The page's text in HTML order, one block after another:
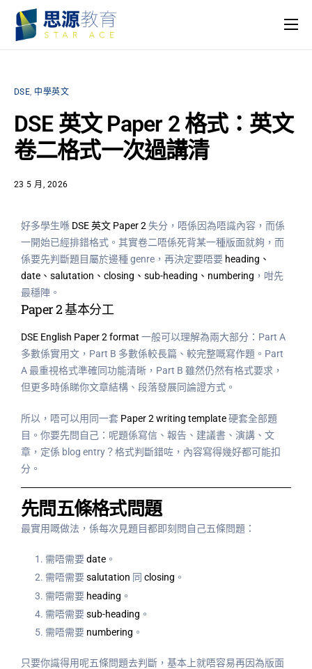
主頁
思源專欄
關於我們
DSE 中學英文
DSE 英文 Paper 2 格式：英文
卷二格式一次過講清
23 5 月, 2026
好多學生喺 DSE 英文 Paper 2 失分，唔係因為唔識內容，而係
一開始已經排錯格式。其實卷二唔係死背某一種版面就夠，而
係要先判斷題目屬於邊種 genre，再決定要唔要 heading、
date、salutation、closing、sub-heading、numbering ，咁先
最穩陣。
Paper 2 基本分工
DSE English Paper 2 format 一般可以理解為兩大部分：Part A
多數係實用文，Part B 多數係較長篇、較完整嘅寫作題。Part
A 最重視格式準確同功能清晰，Part B 雖然仍然有格式要求，
但更多時係睇你文章結構、段落發展同論證方式。
所以，唔可以用同一套 Paper 2 writing template硬套全部題
目。你要先問自己：呢題係寫信、報告、建議書、演講、文
章，定係 blog entry？格式判斷錯咗，內容寫得幾好都可能扣
分。
先問五條格式問題
最實用嘅做法，係每次見題目都即刻問自己五條問題：
需唔需要date 。
需唔需要salutation 同 closing 。
需唔需要 heading 。
需唔需要sub-heading 。
需唔需要 numbering 。
只要你識得用呢五條問題去判斷，基本上就唔容易再因為版面